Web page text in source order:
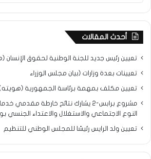
أحدث المقالات
تعيين رئيس جديد للجنة الوطنية لحقوق الإنسان
تعيينات بعدة وزارات (بيان مجلس الوزراء
تعيين مكلف بمهمة برئاسة الجمهورية
مشروع برابس-2 يشارك نتائح خارطة
النوع الاجتماعي والاستغلال والاعتداء الجنسي
تعيين ولد الرايس رئيسًا للمجلس الوطني للتنظيم